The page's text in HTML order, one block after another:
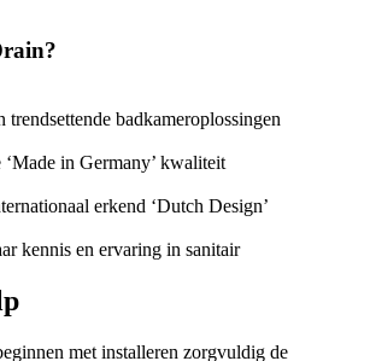
trendsettende badkameroplossingen
in Germany’ kwaliteit
erkend ‘Dutch Design’
kennis en ervaring in sanitair
met installeren zorgvuldig de